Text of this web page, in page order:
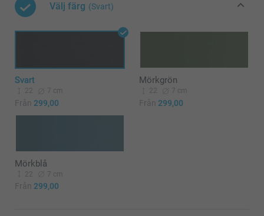
Välj färg (Svart)
Svart
22 7 cm
Från 299,00
Mörkgrön
22 7 cm
Från 299,00
Mörkblå
22 7 cm
Från 299,00